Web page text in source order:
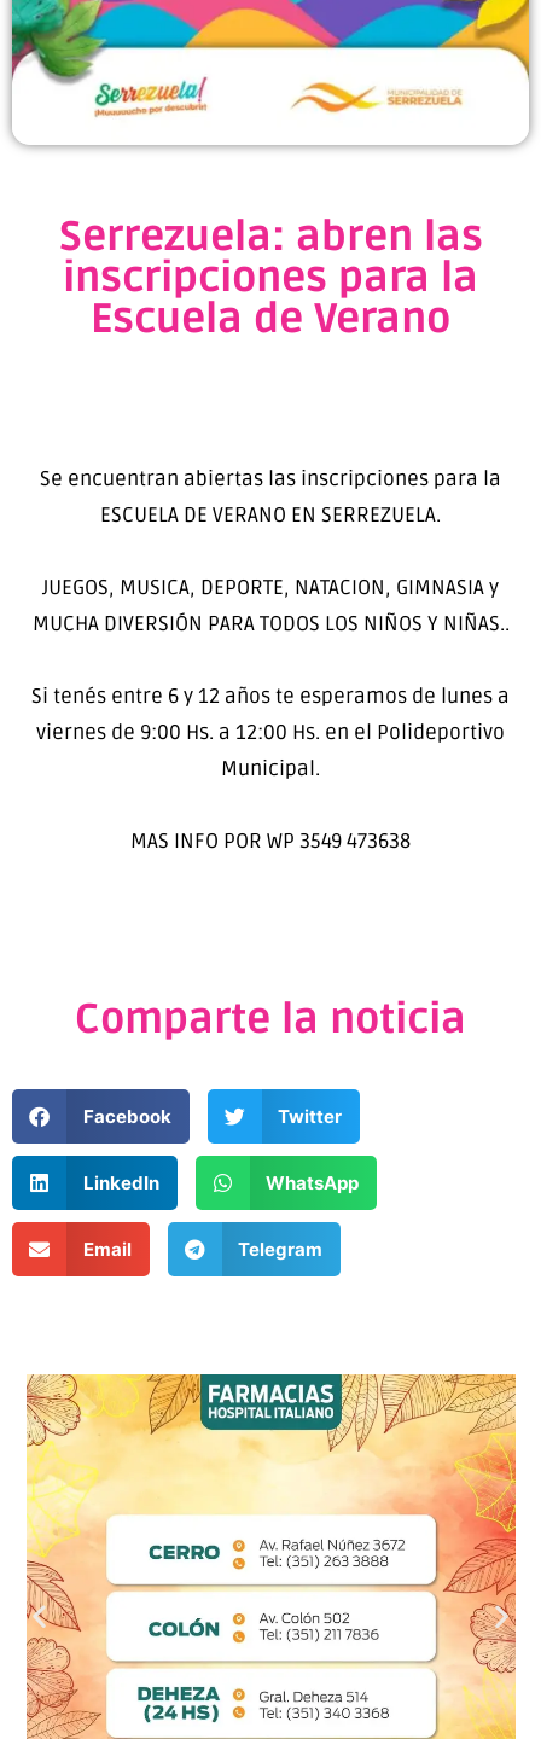
Serrezuela: abren las
inscripciones para la
Escuela de Verano
Se encuentran abiertas las inscripciones para la
ESCUELA DE VERANO EN SERREZUELA.
JUEGOS, MUSICA, DEPORTE, NATACION, GIMNASIA y
MUCHA DIVERSIÓN PARA TODOS LOS NIÑOS Y NIÑAS..
Si tenés entre 6 y 12 años te esperamos de lunes a
viernes de 9:00 Hs. a 12:00 Hs. en el Polideportivo
Municipal.
MAS INFO POR WP 3549 473638
Comparte la noticia
Facebook Twitter
LinkedIn WhatsApp
Email Telegram